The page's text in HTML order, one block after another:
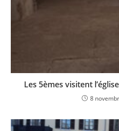
Les 5èmes visitent
8